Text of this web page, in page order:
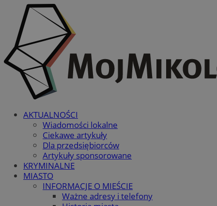
AKTUALNOŚCI
Wiadomości lokalne
Ciekawe artykuły
Dla przedsiębiorców
Artykuły sponsorowane
KRYMINALNE
MIASTO
INFORMACJE O MIEŚCIE
Ważne adresy i telefony